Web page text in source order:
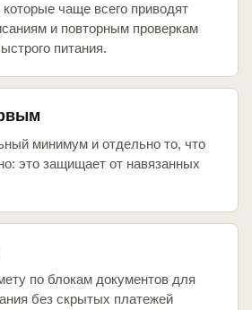
чаще всего приводят
и повторным проверкам
питания.
минимум и отдельно то, что
это защищает от навязанных
по блокам документов для
без скрытых платежей